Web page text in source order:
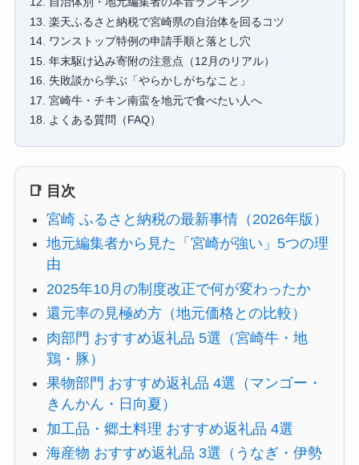
楽天ふるさと納税で宮崎県の自治体を回るコツ
ワンストップ特例の申請手順と落とし穴
年末駆け込み寄附の注意点（12月のリアル）
失敗談から学ぶ「やらかしがちなこと」
宮崎牛・チキン南蛮を地元で食べたい人へ
よくある質問（FAQ）
📑 目次
宮崎 ふるさと納税の最新事情（2026年版）
地元編集者から見た「宮崎が強い」5つの理
由
2025年10月の制度改正で何が変わったか
還元率の見極め方（地元価格との比較）
肉部門 おすすめ返礼品 5選（宮崎牛・地
鶏・豚）
果物部門 おすすめ返礼品 4選（マンゴー・
きんかん・日向夏）
加工品・郷土料理 おすすめ返礼品 4選
海産物 おすすめ返礼品 3選（うなぎ・伊勢